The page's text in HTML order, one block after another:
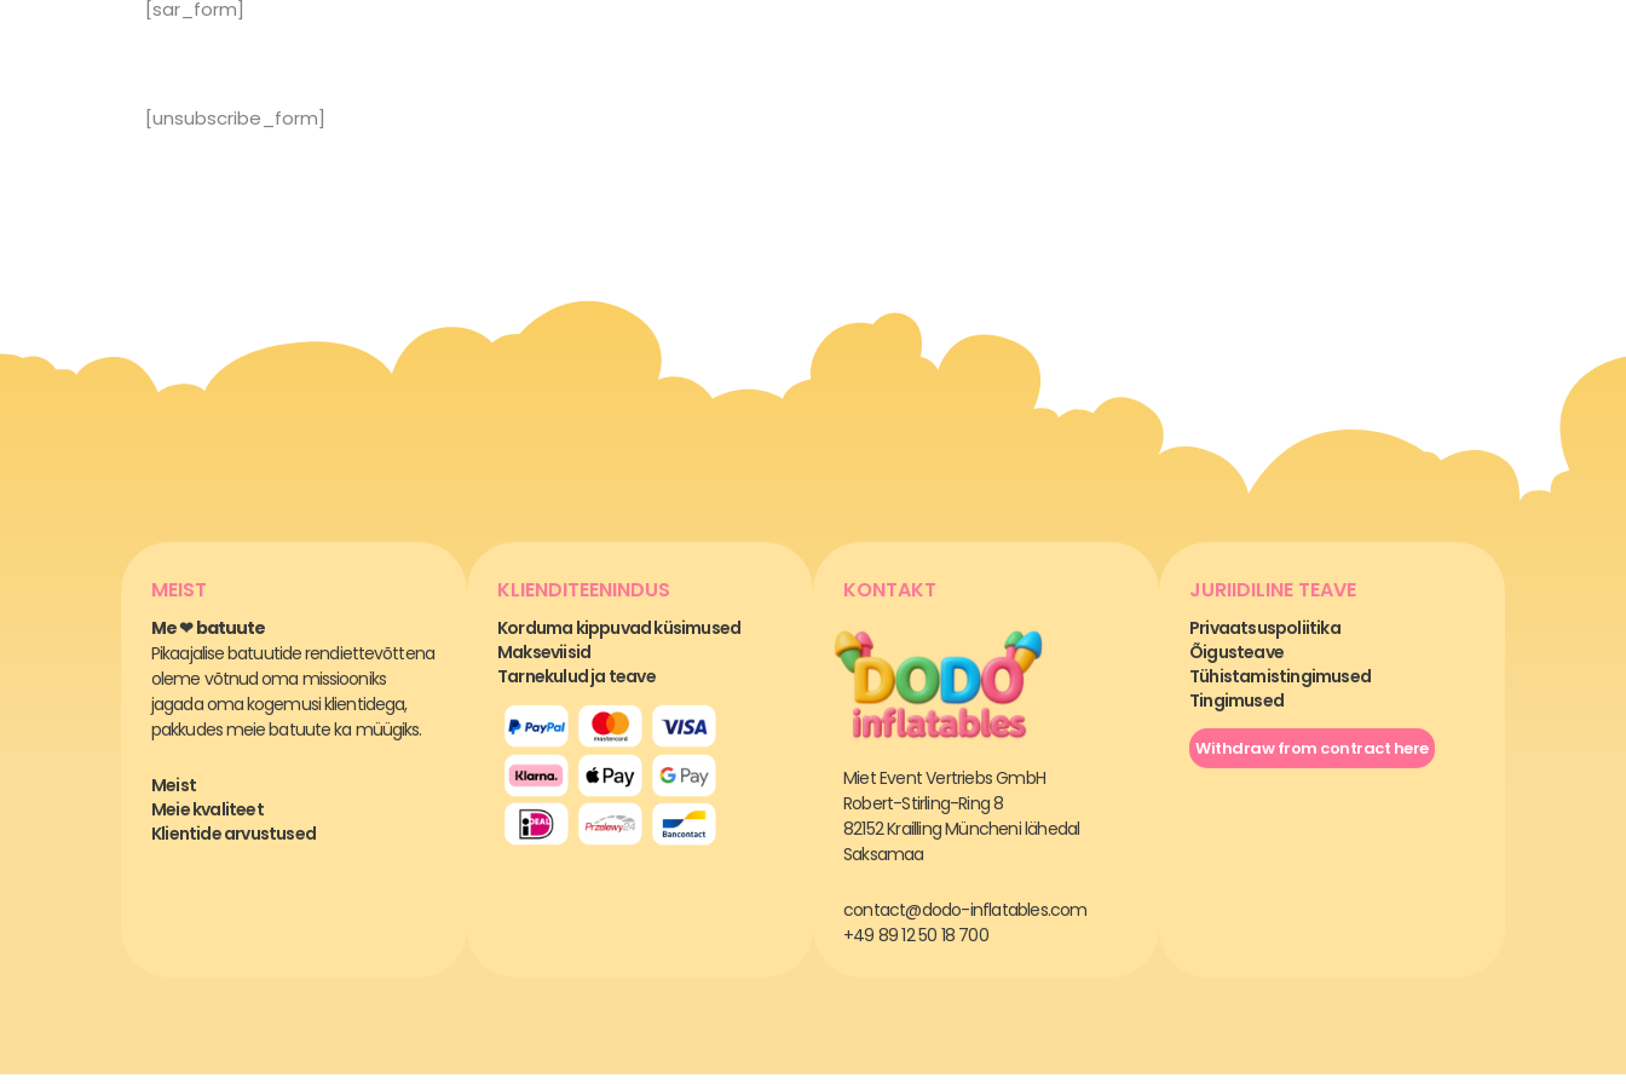
[sar_form]
[unsubscribe_form]
MEIST
Me ❤ batuute
Pikaajalise batuutide rendiettevõttena
oleme võtnud oma missiooniks
jagada oma kogemusi klientidega,
pakkudes meie batuute ka müügiks.
Meist
Meie kvaliteet
Klientide arvustused
KLIENDITEENINDUS
Korduma kippuvad küsimused
Makseviisid
Tarnekulud ja teave
KONTAKT
Miet Event Vertriebs GmbH
Robert-Stirling-Ring 8
82152 Krailling Müncheni lähedal
Saksamaa
contact@dodo-inflatables.com
+49 89 12 50 18 700
JURIIDILINE TEAVE
Privaatsuspoliitika
Õigusteave
Tühistamistingimused
Tingimused
Withdraw from contract here